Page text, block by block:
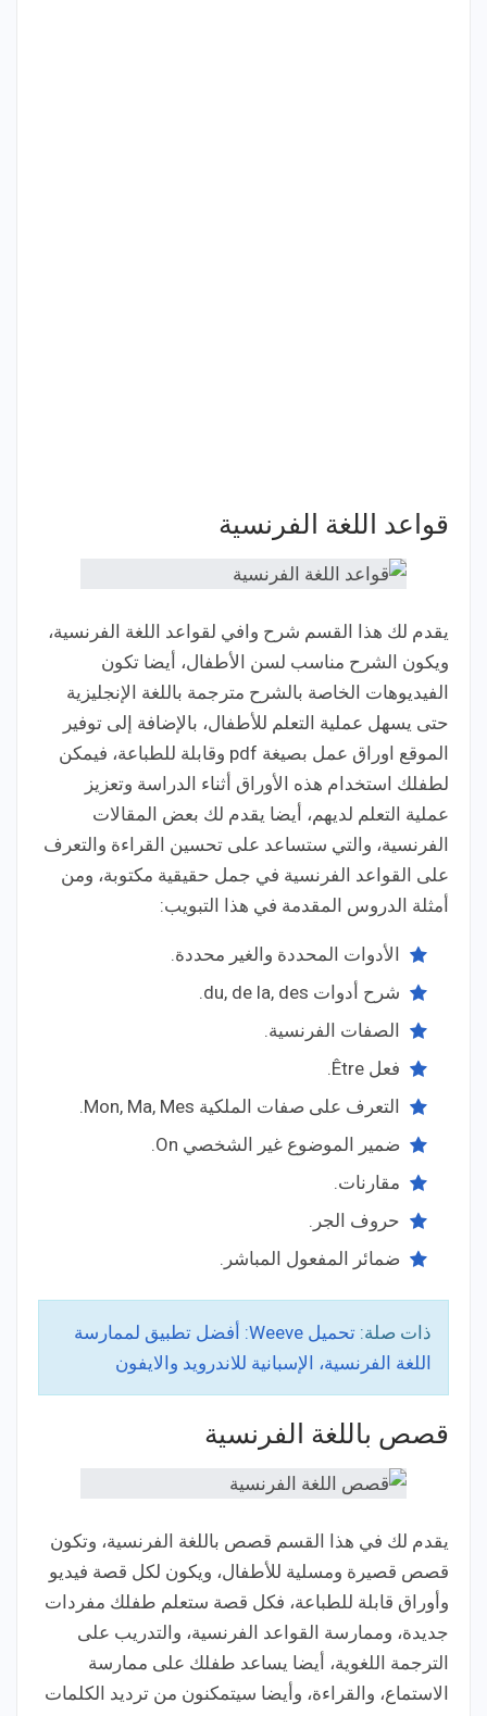
قواعد اللغة الفرنسية
يقدم لك هذا القسم شرح وافي لقواعد اللغة الفرنسية،
ويكون الشرح مناسب لسن الأطفال، أيضا تكون
الفيديوهات الخاصة بالشرح مترجمة باللغة الإنجليزية
حتى يسهل عملية التعلم للأطفال، بالإضافة إلى توفير
الموقع اوراق عمل بصيغة pdf وقابلة للطباعة، فيمكن
لطفلك استخدام هذه الأوراق أثناء الدراسة وتعزيز
عملية التعلم لديهم، أيضا يقدم لك بعض المقالات
الفرنسية، والتي ستساعد على تحسين القراءة والتعرف
على القواعد الفرنسية في جمل حقيقية مكتوبة، ومن
أمثلة الدروس المقدمة في هذا التبويب:
الأدوات المحددة والغير محددة.
شرح أدوات du, de la, des.
الصفات الفرنسية.
فعل Être.
التعرف على صفات الملكية Mon, Ma, Mes.
ضمير الموضوع غير الشخصي On.
مقارنات.
حروف الجر.
ضمائر المفعول المباشر.
ذات صلة:
تحميل Weeve: أفضل تطبيق لممارسة
اللغة الفرنسية، الإسبانية للاندرويد والايفون
قصص باللغة الفرنسية
يقدم لك في هذا القسم قصص باللغة الفرنسية، وتكون
قصص قصيرة ومسلية للأطفال، ويكون لكل قصة فيديو
وأوراق قابلة للطباعة، فكل قصة ستعلم طفلك مفردات
جديدة، وممارسة القواعد الفرنسية، والتدريب على
الترجمة اللغوية، أيضا يساعد طفلك على ممارسة
الاستماع، والقراءة، وأيضا سيتمكنون من ترديد الكلمات